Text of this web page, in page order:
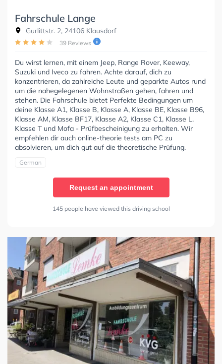
Fahrschule Lange
Gurlittstr. 2, 24106 Klausdorf
39 Reviews
Du wirst lernen, mit einem Jeep, Range Rover, Keeway,
Suzuki und Iveco zu fahren. Achte darauf, dich zu
konzentrieren, da zahlreiche Leute und geparkte Autos rund
um die nahegelegenen Wohnstraßen gehen, fahren und
stehen. Die Fahrschule bietet Perfekte Bedingungen um
deine Klasse A1, Klasse B, Klasse A, Klasse BE, Klasse B96,
Klasse AM, Klasse BF17, Klasse A2, Klasse C1, Klasse L,
Klasse T und Mofa - Prüfbescheinigung zu erhalten. Wir
empfehlen dir auch online-theorie tests am PC zu
absolvieren, um dich gut auf die theoretische Prüfung.
German
Request an appointment
145 people have viewed this driving school